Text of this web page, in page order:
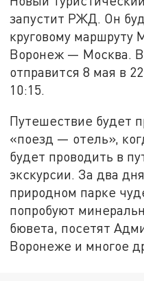
запустит РЖД. Он
круговому
Воронеж — Москва.
отправится 8 мая в
10:15.
Путешествие будет
«поезд — отель»,
будет проводить в
экскурсии. За два
природном парке
попробуют
бювета, посетят
Воронеже и многое